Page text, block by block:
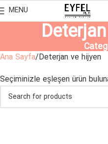
MENU
Ana Sayfa Deterjan ve hijyen
Seçiminizle eşleşen ürün